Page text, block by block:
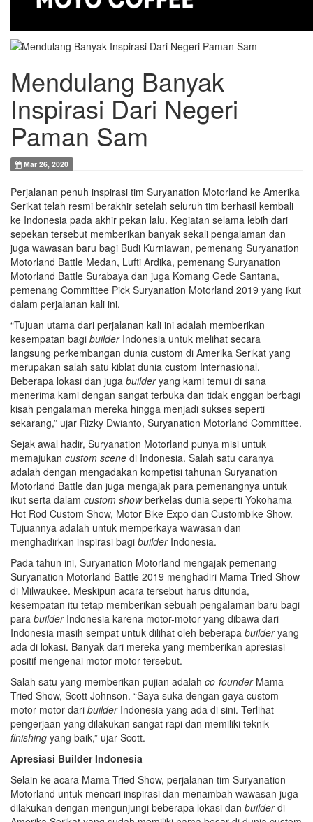
Mendulang Banyak
Inspirasi Dari Negeri
Paman Sam
Mar 26, 2020
Perjalanan penuh inspirasi tim Suryanation Motorland ke Amerika
Serikat telah resmi berakhir setelah seluruh tim berhasil kembali
ke Indonesia pada akhir pekan lalu. Kegiatan selama lebih dari
sepekan tersebut memberikan banyak sekali pengalaman dan
juga wawasan baru bagi Budi Kurniawan, pemenang Suryanation
Motorland Battle Medan, Lufti Ardika, pemenang Suryanation
Motorland Battle Surabaya dan juga Komang Gede Santana,
pemenang Committee Pick Suryanation Motorland 2019 yang ikut
dalam perjalanan kali ini.
“Tujuan utama dari perjalanan kali ini adalah memberikan
kesempatan bagi builderIndonesia untuk melihat secara
langsung perkembangan dunia custom di Amerika Serikat yang
merupakan salah satu kiblat dunia custom Internasional.
Beberapa lokasi dan juga builderyang kami temui di sana
menerima kami dengan sangat terbuka dan tidak enggan berbagi
kisah pengalaman mereka hingga menjadi sukses seperti
sekarang,” ujar Rizky Dwianto, Suryanation Motorland Committee.
Sejak awal hadir, Suryanation Motorland punya misi untuk
memajukan custom scene di Indonesia. Salah satu caranya
adalah dengan mengadakan kompetisi tahunan Suryanation
Motorland Battle dan juga mengajak para pemenangnya untuk
ikut serta dalam custom showberkelas dunia seperti Yokohama
Hot Rod Custom Show, Motor Bike Expo dan Custombike Show.
Tujuannya adalah untuk memperkaya wawasan dan
menghadirkan inspirasi bagi builderIndonesia.
Pada tahun ini, Suryanation Motorland mengajak pemenang
Suryanation Motorland Battle 2019 menghadiri Mama Tried Show
di Milwaukee. Meskipun acara tersebut harus ditunda,
kesempatan itu tetap memberikan sebuah pengalaman baru bagi
para builderIndonesia karena motor-motor yang dibawa dari
Indonesia masih sempat untuk dilihat oleh beberapa builderyang
ada di lokasi. Banyak dari mereka yang memberikan apresiasi
positif mengenai motor-motor tersebut.
Salah satu yang memberikan pujian adalah co-founderMama
Tried Show, Scott Johnson. “Saya suka dengan gaya custom
motor-motor dari builderIndonesia yang ada di sini. Terlihat
pengerjaan yang dilakukan sangat rapi dan memiliki teknik
finishing yang baik,” ujar Scott.
Apresiasi Builder Indonesia
Selain ke acara Mama Tried Show, perjalanan tim Suryanation
Motorland untuk mencari inspirasi dan menambah wawasan juga
dilakukan dengan mengunjungi beberapa lokasi dan builderdi